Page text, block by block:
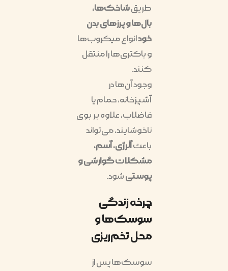
طریقشاخک‌ها،
بال‌ها و پرزهای بدن
خودانواع میکروب‌ها
و باکتری‌ها را منتقل
کنند.
وجود آن‌ها در
آشپزخانه، حمام یا
فاضلاب، علاوه بر بوی
ناخوشایند، می‌تواند
باعثآلرژی، آسم،
مشکلات گوارشی و
پوستیشود.
چرخه زندگی
سوسک‌ها و
محل تخم‌ریزی
سوسک‌ها پس از